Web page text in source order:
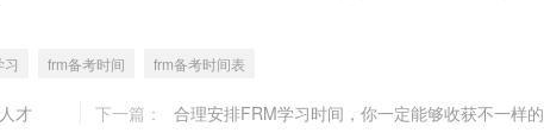
习 frm备考时间 frm备考时间表
才 下一篇： 合理安排FRM学习时间，你一定能够收获不一样的